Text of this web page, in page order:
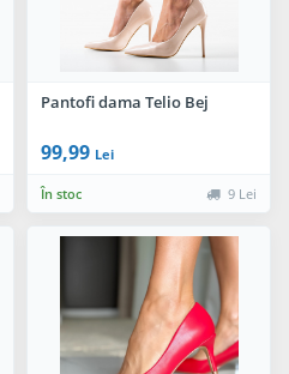
Pantofi dama Telio Bej
99,99 Lei
În stoc 9 Lei